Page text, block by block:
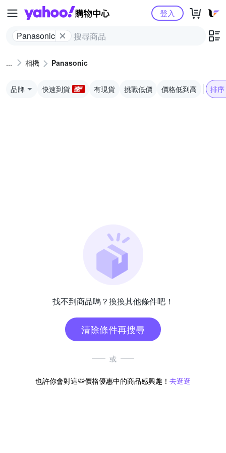
Yahoo購物中心
Panasonic
登入
相機 Panasonic
品牌 快速到貨 有現貨 挑戰低價 價格低到高 排序
找不到商品嗎？換換其他條件吧！
清除條件再搜尋
或
也許你會對這些價格優惠中的商品感興趣！ 去逛逛